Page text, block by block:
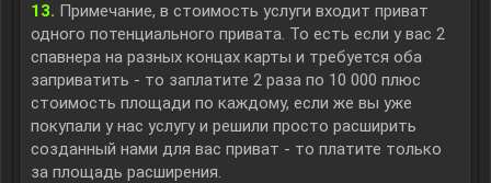
13. Примечание, в стоимость услуги входит приват
одного потенциального привата. То есть если у вас 2
спавнера на разных концах карты и требуется оба
заприватить - то заплатите 2 раза по 10 000 плюс
стоимость площади по каждому, если же вы уже
покупали у нас услугу и решили просто расширить
созданный нами для вас приват - то платите только
за площадь расширения.